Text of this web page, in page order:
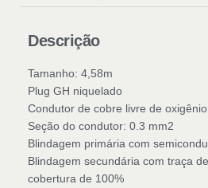
Descrição
Tamanho: 4,58m
Plug GH niquelado
Condutor de cobre livre de
Seção do condutor: 0.3 mm2
Blindagem primária com
Blindagem secundária com traça
cobertura de 100%